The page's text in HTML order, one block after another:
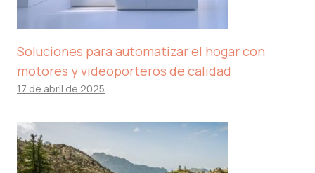
Soluciones para automatizar el hogar con
motores y videoporteros de calidad
17 de abril de 2025